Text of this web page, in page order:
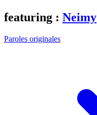
featuring : Neimy
Paroles originales